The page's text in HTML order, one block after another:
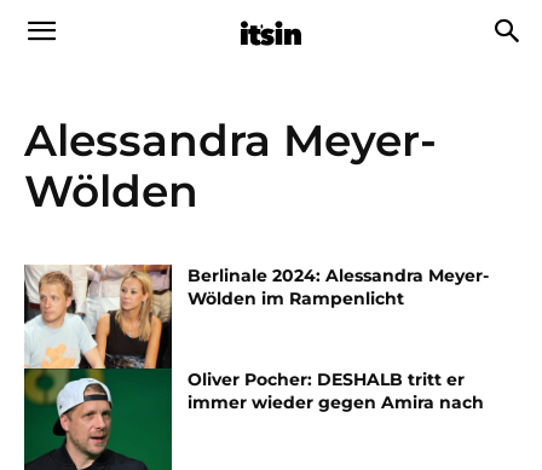
Alessandra Meyer-
Wölden
Berlinale 2024: Alessandra Meyer-
Wölden im Rampenlicht
Oliver Pocher: DESHALB tritt er
immer wieder gegen Amira nach